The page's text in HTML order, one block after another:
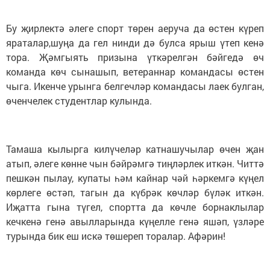
Бу җирлектә әлеге спорт төрен аеруча да өстен күреп
яраталар,шуңа да гел нинди дә булса ярыш үтеп кенә
тора. Җәмгыять призына үткәрелгән бәйгедә өч
команда көч сынашып, ветераннар командасы өстен
чыга. Икенче урынга белгечләр командасы лаек булган,
өченчелек студентлар кулында.
Тамаша кылырга килүчеләр катнашучылар өчен җан
атып, әлеге көнне чын бәйрәмгә тиңләрлек иткән. Читтә
пешкән пылау, купаты һәм кайнар чәй һәркемгә күңел
көрлеге өстәп, тагын да күбрәк көчләр бүләк иткән.
Иҗатта гына түгел, спортта да көчле борнаклылар
кечкенә генә авылларында күңелле генә яшәп, үзләре
турында бик еш искә төшереп торалар. Афәрин!